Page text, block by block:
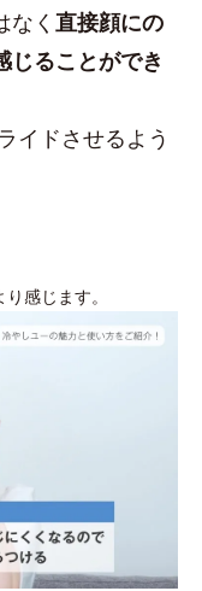
なく 直接顔にの
じることができ
イドさせるよう
感じます。